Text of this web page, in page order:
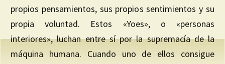
propios pensamientos, sus propios sentimientos y su
propia voluntad. Estos «Yoes», o «personas
interiores», luchan entre sí por la supremacía de la
máquina humana. Cuando uno de ellos consigue